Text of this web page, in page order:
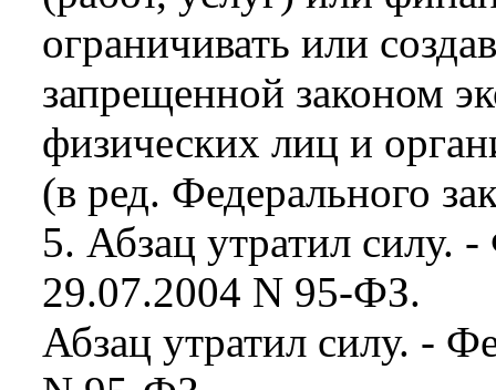
ограничивать или
запрещенной законом
физических лиц и
(в ред. Федерального
5. Абзац утратил силу.
29.07.2004 N 95-ФЗ.
Абзац утратил силу. -